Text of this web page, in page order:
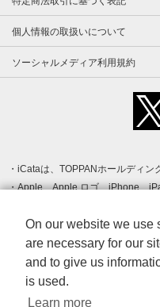
個人情報の取扱いについて
ソーシャルメディア利用規約
iCataは、TOPPANホールディン
Apple、Apple ロゴ、iPhone、
登録された Apple Inc. の商標で
クです。
Android、Google Play および
す。
Windows は Microsoft Inc.の米
標です。
Adobe、Adobe Reader、
On our website we use
are necessary for our
and to give us
is used.
Learn more